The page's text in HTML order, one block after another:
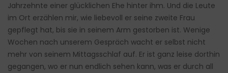
Jahrzehnte einer glücklichen Ehe hinter ihm. Und die Leute
im Ort erzählen mir, wie liebevoll er seine zweite Frau
gepflegt hat, bis sie in seinem Arm gestorben ist. Wenige
Wochen nach unserem Gespräch wacht er selbst nicht
mehr von seinem Mittagsschlaf auf. Er ist ganz leise dorthin
gegangen, wo er nun endlich sehen kann, was er durch all